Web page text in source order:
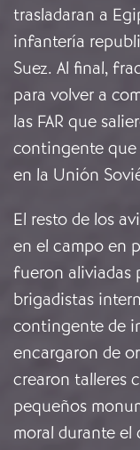
trasladaran a
infantería
Suez. Al final,
para volver a
las FAR que
contingente que
en la Unión
El resto de los
en el campo en
fueron aliviadas
brigadistas
contingente de
encargaron de
crearon talleres
pequeños
moral durante